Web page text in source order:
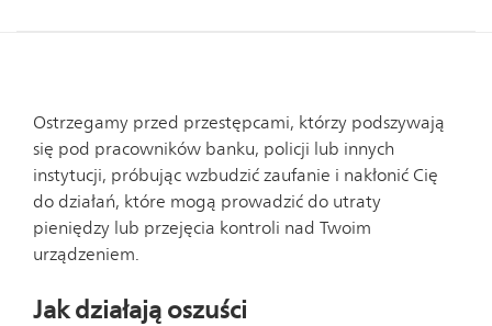
Ostrzegamy przed przestępcami, którzy podszywają
się pod pracowników banku, policji lub innych
instytucji, próbując wzbudzić zaufanie i nakłonić Cię
do działań, które mogą prowadzić do utraty
pieniędzy lub przejęcia kontroli nad Twoim
urządzeniem.
Jak działają oszuści